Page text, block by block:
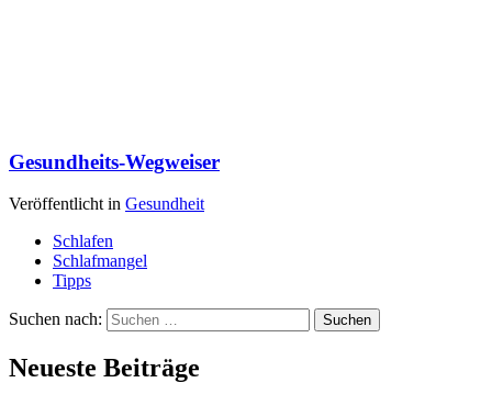
Gesundheits-Wegweiser
Veröffentlicht in Gesundheit
Schlafen
Schlafmangel
Tipps
Suchen nach:
Neueste Beiträge